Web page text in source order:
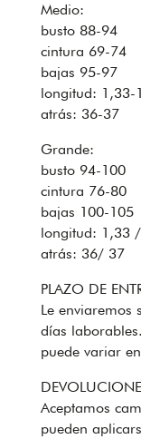
Medio:
busto 88-94
cintura 69-74
bajas 95-97
longitud: 1,33-
atrás: 36-37
Grande:
busto 94-100
cintura 76-80
bajas 100-105
longitud: 1,33
atrás: 36/ 37
PLAZO DE
Le enviaremos
días
puede variar
Aceptamos
pueden